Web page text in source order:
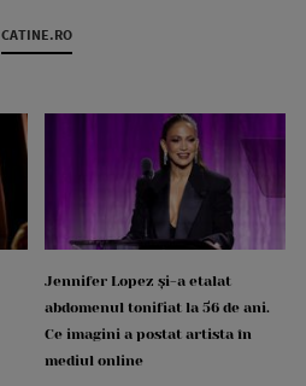
CATINE.RO
Jennifer Lopez și-a etalat
abdomenul tonifiat la 56 de ani.
Ce imagini a postat artista în
mediul online